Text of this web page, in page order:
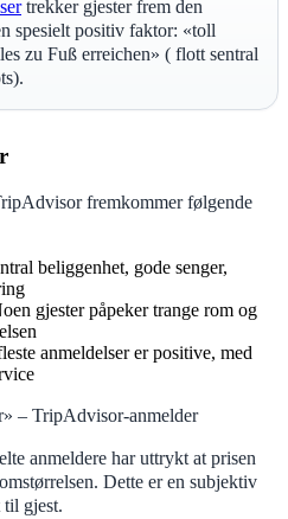
trekker gjester frem den
spesielt positiv faktor: «toll
zu Fuß erreichen» ( flott sentral
fremkommer følgende
beliggenhet, gode senger,
gjester påpeker trange rom og
anmeldelser er positive, med
– TripAdvisor-anmelder
anmeldere har uttrykt at prisen
Dette er en subjektiv
gjest.